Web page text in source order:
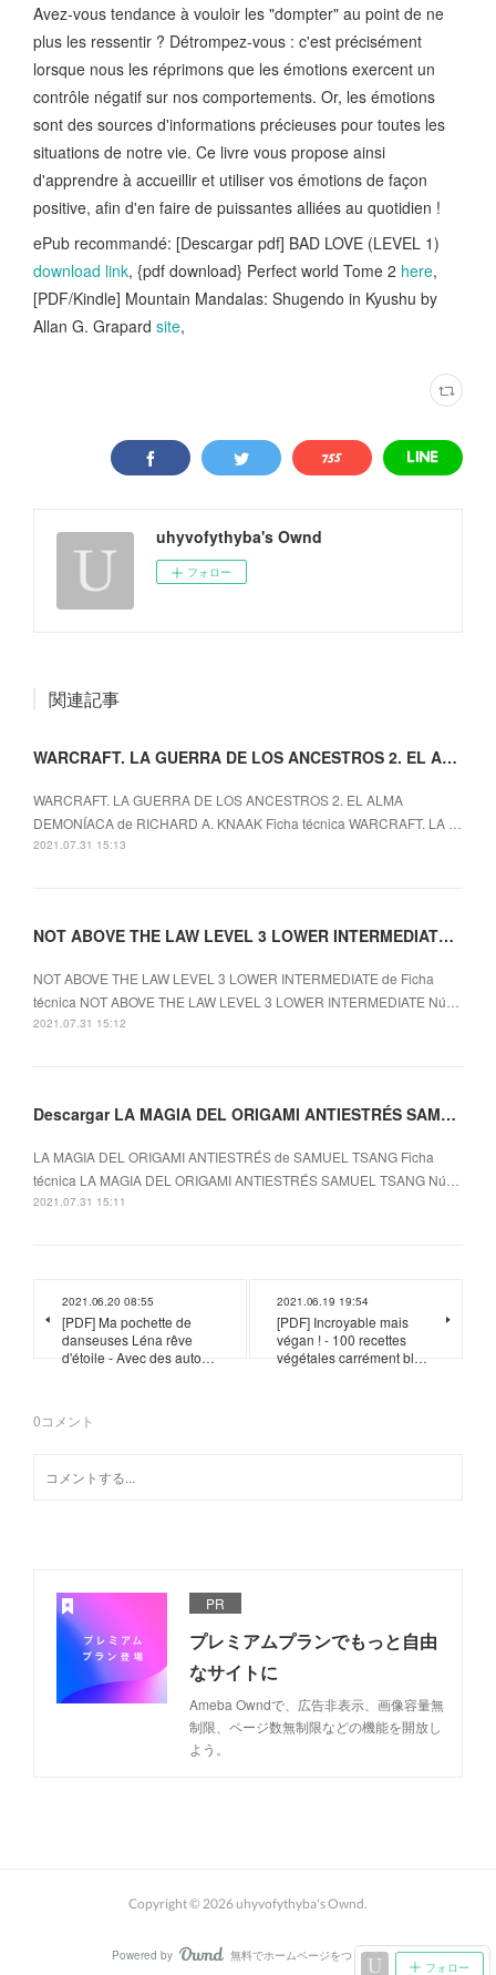
Avez-vous tendance à vouloir les "dompter" au point de ne
plus les ressentir ? Détrompez-vous : c'est précisément
lorsque nous les réprimons que les émotions exercent un
contrôle négatif sur nos comportements. Or, les émotions
sont des sources d'informations précieuses pour toutes les
situations de notre vie. Ce livre vous propose ainsi
d'apprendre à accueillir et utiliser vos émotions de façon
positive, afin d'en faire de puissantes alliées au quotidien !
ePub recommandé: [Descargar pdf] BAD LOVE (LEVEL 1)
download link, {pdf download} Perfect world Tome 2 here,
[PDF/Kindle] Mountain Mandalas: Shugendo in Kyushu by
Allan G. Grapard site,
uhyvofythyba's Ownd
フォロー
関連記事
WARCRAFT. LA GUERRA DE LOS ANCESTROS 2. EL ALMA
WARCRAFT. LA GUERRA DE LOS ANCESTROS 2. EL ALMA
DEMONÍACA de RICHARD A. KNAAK Ficha técnica WARCRAFT. LA …
2021.07.31 15:13
NOT ABOVE THE LAW LEVEL 3 LOWER INTERMEDIATE ePub gratis
NOT ABOVE THE LAW LEVEL 3 LOWER INTERMEDIATE de Ficha
técnica NOT ABOVE THE LAW LEVEL 3 LOWER INTERMEDIATE Nú…
2021.07.31 15:12
Descargar LA MAGIA DEL ORIGAMI ANTIESTRÉS SAMUEL TSANG Gratis - EPUB, PDF y MOBI
LA MAGIA DEL ORIGAMI ANTIESTRÉS de SAMUEL TSANG Ficha
técnica LA MAGIA DEL ORIGAMI ANTIESTRÉS SAMUEL TSANG Nú…
2021.07.31 15:11
2021.06.20 08:55
[PDF] Ma pochette de
danseuses Léna rêve
d'étoile - Avec des auto…
2021.06.19 19:54
[PDF] Incroyable mais
végan ! - 100 recettes
végétales carrément bl…
0コメント
PR
プレミアムプランでもっと自由
なサイトに
Ameba Owndで、広告非表示、画像容量無
制限、ページ数無制限などの機能を開放し
よう。
フォロー
Copyright © 2026uhyvofythyba's Ownd.
Powered by AmebaOwnd
無料でホームページをつくろう